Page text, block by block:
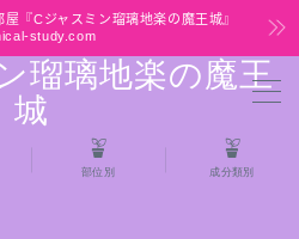
屋『Cジャスミン瑠璃地楽の魔王城』
study.com
璃地楽の魔王
城
部位別 成分類別